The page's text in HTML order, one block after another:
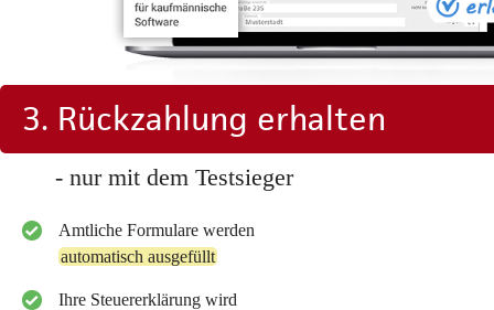
3. Rückzahlung erhalten
- nur mit dem Testsieger
Amtliche Formulare werden
automatisch ausgefüllt
Ihre Steuererklärung wird